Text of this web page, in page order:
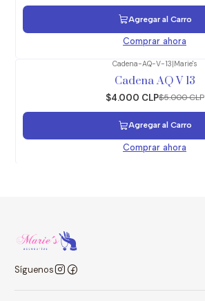
Agregar al Carro
Comprar ahora
Cadena-AQ-V-13|Marie's
Cadena AQ V 13
$4.000 CLP$5.000 CLP
Agregar al Carro
Comprar ahora
Síguenos